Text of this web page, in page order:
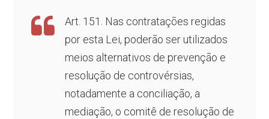
Art. 151. Nas contratações regidas
por esta Lei, poderão ser utilizados
meios alternativos de prevenção e
resolução de controvérsias,
notadamente a conciliação, a
mediação, o comitê de resolução de